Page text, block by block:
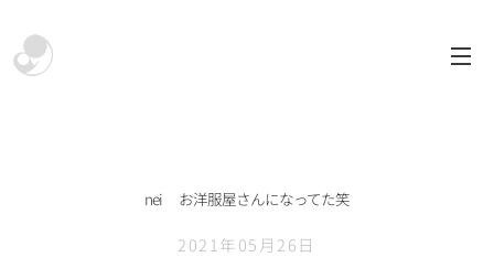
nei お洋服屋さんになってた笑
2021年05月26日